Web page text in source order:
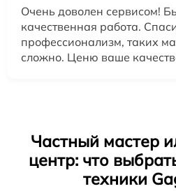
Очень доволен сервисом!
качественная работа.
профессионализм, таких
сложно. Ценю ваше
Частный мастер
центр: что
техники